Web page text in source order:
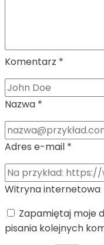
Komentarz *
Nazwa *
Adres e-mail *
Witryna internetowa
Zapamiętaj moje
pisania kolejnych